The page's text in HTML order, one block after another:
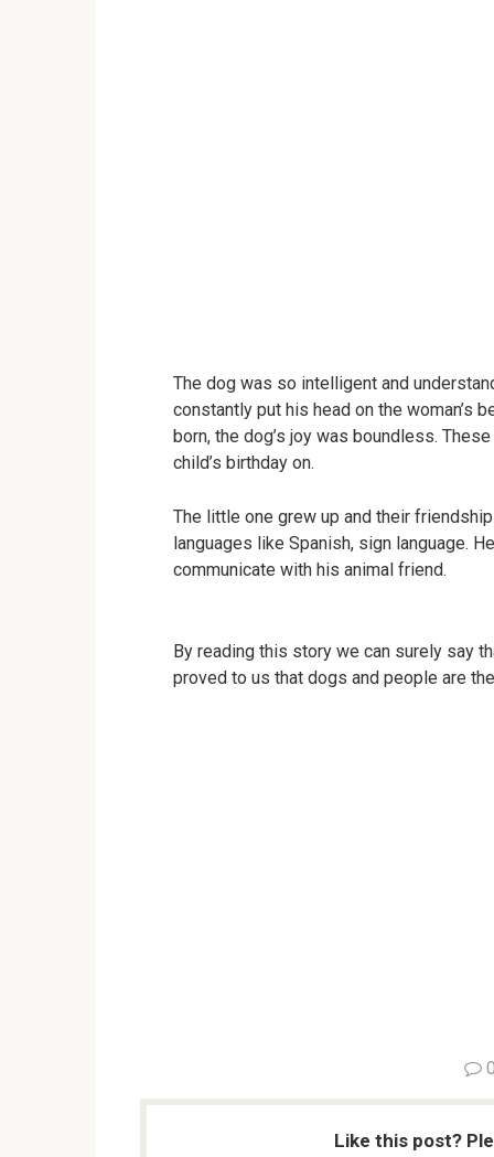
The dog was so intelligent and
constantly put his head on the woman’s
born, the dog’s joy was boundless.
child’s birthday on.
The little one grew up and their
languages like Spanish, sign language.
communicate with his animal friend.
By reading this story we can surely say
proved to us that dogs and people are
0
Like this post?